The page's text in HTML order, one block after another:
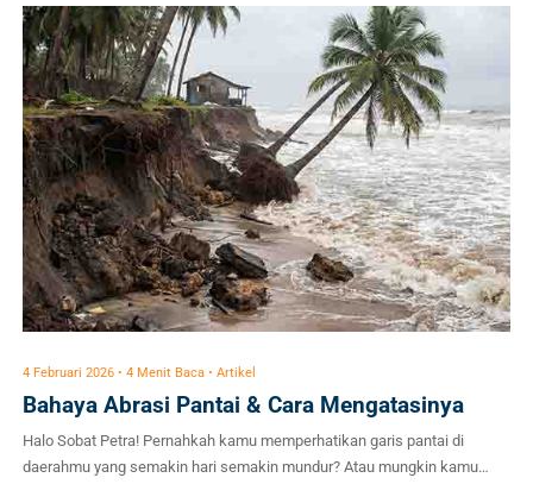
4 Februari 2026 • 4 Menit Baca • Artikel
Bahaya Abrasi Pantai & Cara Mengatasinya
Halo Sobat Petra! Pernahkah kamu memperhatikan garis pantai di
daerahmu yang semakin hari semakin mundur? Atau mungkin kamu